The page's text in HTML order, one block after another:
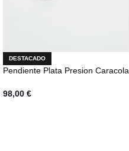
DESTACADO
Pendiente Plata Presion Caracola
98,00 €